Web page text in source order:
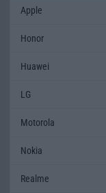
Apple
Honor
Huawei
LG
Motorola
Nokia
Realme